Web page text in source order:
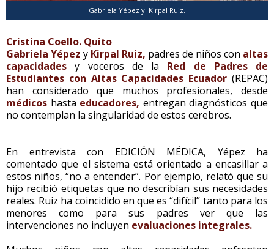
Gabriela Yépez y Kirpal Ruiz.
Cristina Coello. Quito
Gabriela Yépez y Kirpal Ruiz, padres de niños con altas
capacidades y voceros de la Red de Padres de
Estudiantes con Altas Capacidades Ecuador (REPAC)
han considerado que muchos profesionales, desde
médicos hasta educadores, entregan diagnósticos que
no contemplan la singularidad de estos cerebros.
En entrevista con EDICIÓN MÉDICA, Yépez ha
comentado que el sistema está orientado a encasillar a
estos niños, “no a entender”. Por ejemplo, relató que su
hijo recibió etiquetas que no describían sus necesidades
reales. Ruiz ha coincidido en que es “difícil” tanto para los
menores como para sus padres ver que las
intervenciones no incluyen evaluaciones integrales.